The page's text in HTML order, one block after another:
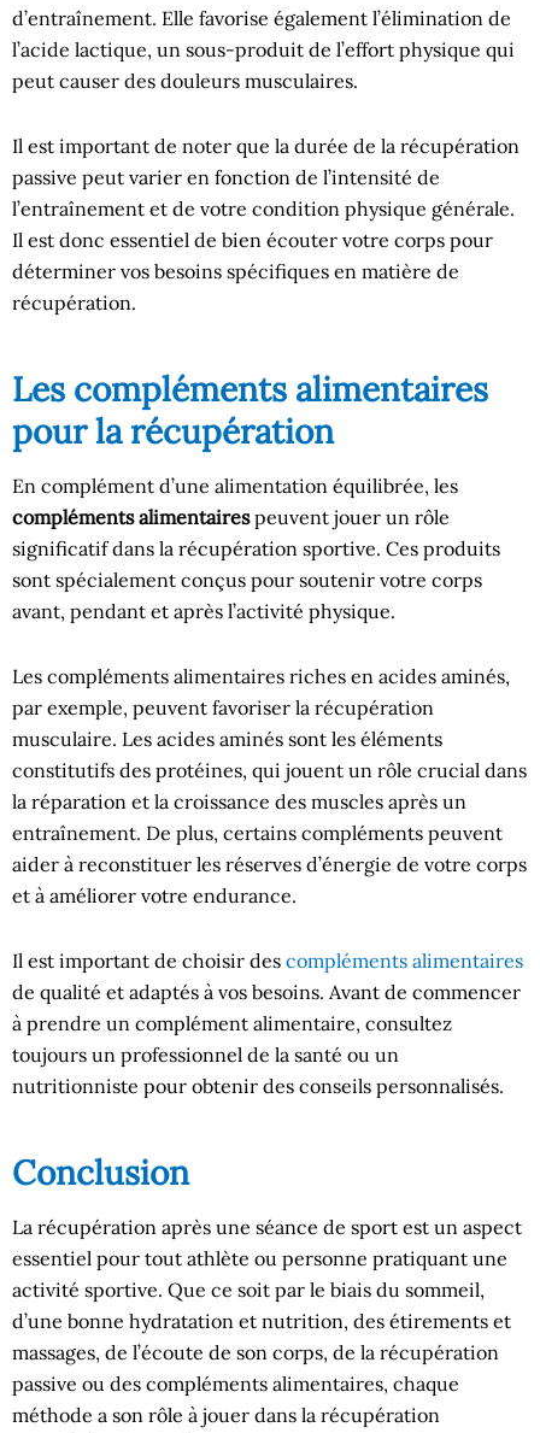
d’entraînement. Elle favorise également l’élimination de
l’acide lactique, un sous-produit de l’effort physique qui
peut causer des douleurs musculaires.
Il est important de noter que la durée de la récupération
passive peut varier en fonction de l’intensité de
l’entraînement et de votre condition physique générale.
Il est donc essentiel de bien écouter votre corps pour
déterminer vos besoins spécifiques en matière de
récupération.
Les compléments alimentaires
pour la récupération
En complément d’une alimentation équilibrée, les
compléments alimentairespeuvent jouer un rôle
significatif dans la récupération sportive. Ces produits
sont spécialement conçus pour soutenir votre corps
avant, pendant et après l’activité physique.
Les compléments alimentaires riches en acides aminés,
par exemple, peuvent favoriser la récupération
musculaire. Les acides aminés sont les éléments
constitutifs des protéines, qui jouent un rôle crucial dans
la réparation et la croissance des muscles après un
entraînement. De plus, certains compléments peuvent
aider à reconstituer les réserves d’énergie de votre corps
et à améliorer votre endurance.
Il est important de choisir des compléments alimentaires
de qualité et adaptés à vos besoins. Avant de commencer
à prendre un complément alimentaire, consultez
toujours un professionnel de la santé ou un
nutritionniste pour obtenir des conseils personnalisés.
Conclusion
La récupération après une séance de sport est un aspect
essentiel pour tout athlète ou personne pratiquant une
activité sportive. Que ce soit par le biais du sommeil,
d’une bonne hydratation et nutrition, des étirements et
massages, de l’écoute de son corps, de la récupération
passive ou des compléments alimentaires, chaque
méthode a son rôle à jouer dans la récupération